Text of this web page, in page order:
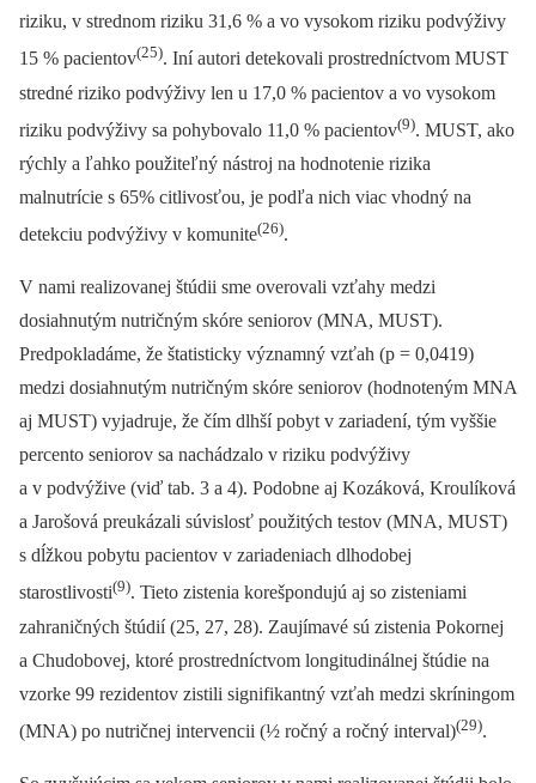
riziku, v strednom riziku 31,6 % a vo vysokom riziku podvýživy
15 % pacientov(25). Iní autori detekovali prostredníctvom MUST
stredné riziko podvýživy len u 17,0 % pacientov a vo vysokom
riziku podvýživy sa pohybovalo 11,0 % pacientov(9). MUST, ako
rýchly a ľahko použiteľný nástroj na hodnotenie rizika
malnutrície s 65% citlivosťou, je podľa nich viac vhodný na
detekciu podvýživy v komunite(26).
V nami realizovanej štúdii sme overovali vzťahy medzi
dosiahnutým nutričným skóre seniorov (MNA, MUST).
Predpokladáme, že štatisticky významný vzťah (p = 0,0419)
medzi dosiahnutým nutričným skóre seniorov (hodnoteným MNA
aj MUST) vyjadruje, že čím dlhší pobyt v zariadení, tým vyššie
percento seniorov sa nachádzalo v riziku podvýživy
a v podvýžive (viď tab. 3 a 4). Podobne aj Kozáková, Kroulíková
a Jarošová preukázali súvislosť použitých testov (MNA, MUST)
s dĺžkou pobytu pacientov v zariadeniach dlhodobej
starostlivosti(9). Tieto zistenia korešpondujú aj so zisteniami
zahraničných štúdií (25, 27, 28). Zaujímavé sú zistenia Pokornej
a Chudobovej, ktoré prostredníctvom longitudinálnej štúdie na
vzorke 99 rezidentov zistili signifikantný vzťah medzi skríningom
(MNA) po nutričnej intervencii (½ ročný a ročný interval)(29).